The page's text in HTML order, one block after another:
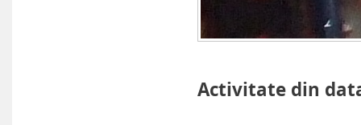
Activitate din